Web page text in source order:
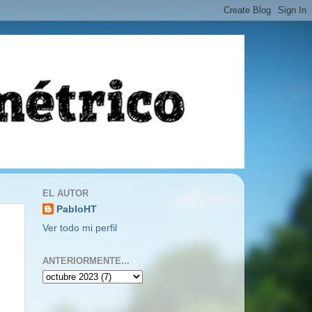
EL AUTOR
PabloHT
Ver todo mi perfil
ANTERIORMENTE...